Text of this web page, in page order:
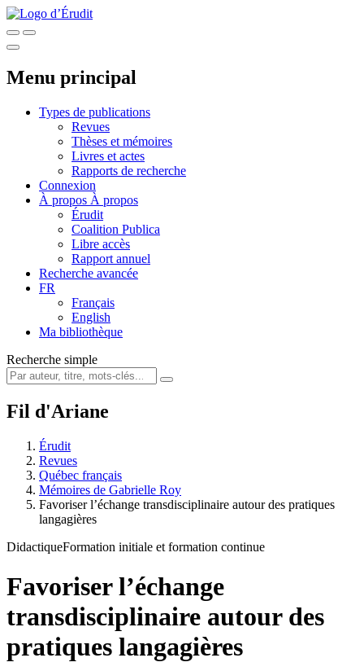
Menu principal
Types de publications
Revues
Thèses et mémoires
Livres et actes
Rapports de recherche
Connexion
À propos À propos
Érudit
Coalition Publica
Libre accès
Rapport annuel
Recherche avancée
FR
Français
English
Ma bibliothèque
Recherche simple
Fil d'Ariane
Érudit
Revues
Québec français
Mémoires de Gabrielle Roy
Favoriser l’échange transdisciplinaire autour des pratiques
langagières
DidactiqueFormation initiale et formation continue
Favoriser l’échange
transdisciplinaire autour des
pratiques langagières